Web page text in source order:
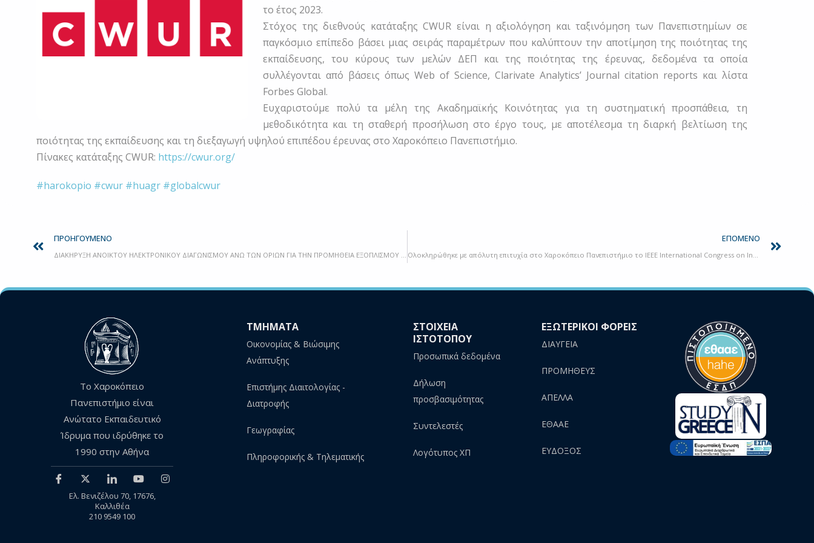
το έτος 2023.
Στόχος της διεθνούς κατάταξης CWUR είναι η αξιολόγηση και ταξινόμηση των Πανεπιστημίων σε
παγκόσμιο επίπεδο βάσει μιας σειράς παραμέτρων που καλύπτουν την αποτίμηση της ποιότητας της
εκπαίδευσης, του κύρους των μελών ΔΕΠ και της ποιότητας της έρευνας, δεδομένα τα οποία
συλλέγονται από βάσεις όπως Web of Science, Clarivate Analytics’ Journal citation reports και λίστα
Forbes Global.
Ευχαριστούμε πολύ τα μέλη της Ακαδημαϊκής Κοινότητας για τη συστηματική προσπάθεια, τη
μεθοδικότητα και τη σταθερή προσήλωση στο έργο τους, με αποτέλεσμα τη διαρκή βελτίωση της
ποιότητας της εκπαίδευσης και τη διεξαγωγή υψηλού επιπέδου έρευνας στο Χαροκόπειο Πανεπιστήμιο.
Πίνακες κατάταξης CWUR: https://cwur.org/
#harokopio #cwur #huagr #globalcwur
ΠΡΟΗΓΟΎΜΕΝΟ
ΔIAKHPYΞH ΑΝΟΙΚΤΟΥ ΗΛΕΚΤΡΟΝΙΚΟΥ ΔΙΑΓΩΝΙΣΜΟΥ ΑΝΩ ΤΩΝ ΟΡΙΩΝ ΓΙΑ ΤΗΝ ΠΡΟΜΗΘΕΙΑ ΕΞΟΠΛΙΣΜΟΥ ΓΙΑ ΤΙΣ ΕΚΠΑΙΔΕΥΤΙΚΕΣ, ΕΡΓΑΣΤΗΡΙΑΚΕΣ ΚΑΙ ΕΡΕΥΝΗΤΙΚΕΣ ΑΝΑΓΚΕΣ ΤΟΥ ΤΜΗΜΑΤΟΣ ΓΕΩΓΡΑΦΙΑΣ ΤΟΥ ΧΑΡΟΚΟΠΕΙΟΥ ΠΑΝΕΠΙΣΤΗΜΙΟΥ
ΕΠΌΜΕΝΟ
Ολοκληρώθηκε με απόλυτη επιτυχία στο Χαροκόπειο Πανεπιστήμιο το IEEE International Congress on Intelligent and Service-Oriented Systems Engineering (CISOSE 2023)
Το Χαροκόπειο
Πανεπιστήμιο είναι
Ανώτατο Εκπαιδευτικό
Ίδρυμα που ιδρύθηκε το
1990 στην Αθήνα
Ελ. Βενιζέλου 70, 17676,
Καλλιθέα
210 9549 100
ΤΜΗΜΑΤΑ
Οικονομίας & Βιώσιμης
Ανάπτυξης
Επιστήμης Διαιτολογίας -
Διατροφής
Γεωγραφίας
Πληροφορικής & Τηλεματικής
ΣΤΟΙΧΕΙΑ
ΙΣΤΟΤΟΠΟΥ
Προσωπικά δεδομένα
Δήλωση
προσβασιμότητας
Συντελεστές
Λογότυπος ΧΠ
ΕΞΩΤΕΡΙΚΟΙ ΦΟΡΕΙΣ
ΔΙΑΥΓΕΙΑ
ΠΡΟΜΗΘΕΥΣ
AΠΕΛΛΑ
ΕΘΑΑΕ
ΕΥΔΟΞΟΣ